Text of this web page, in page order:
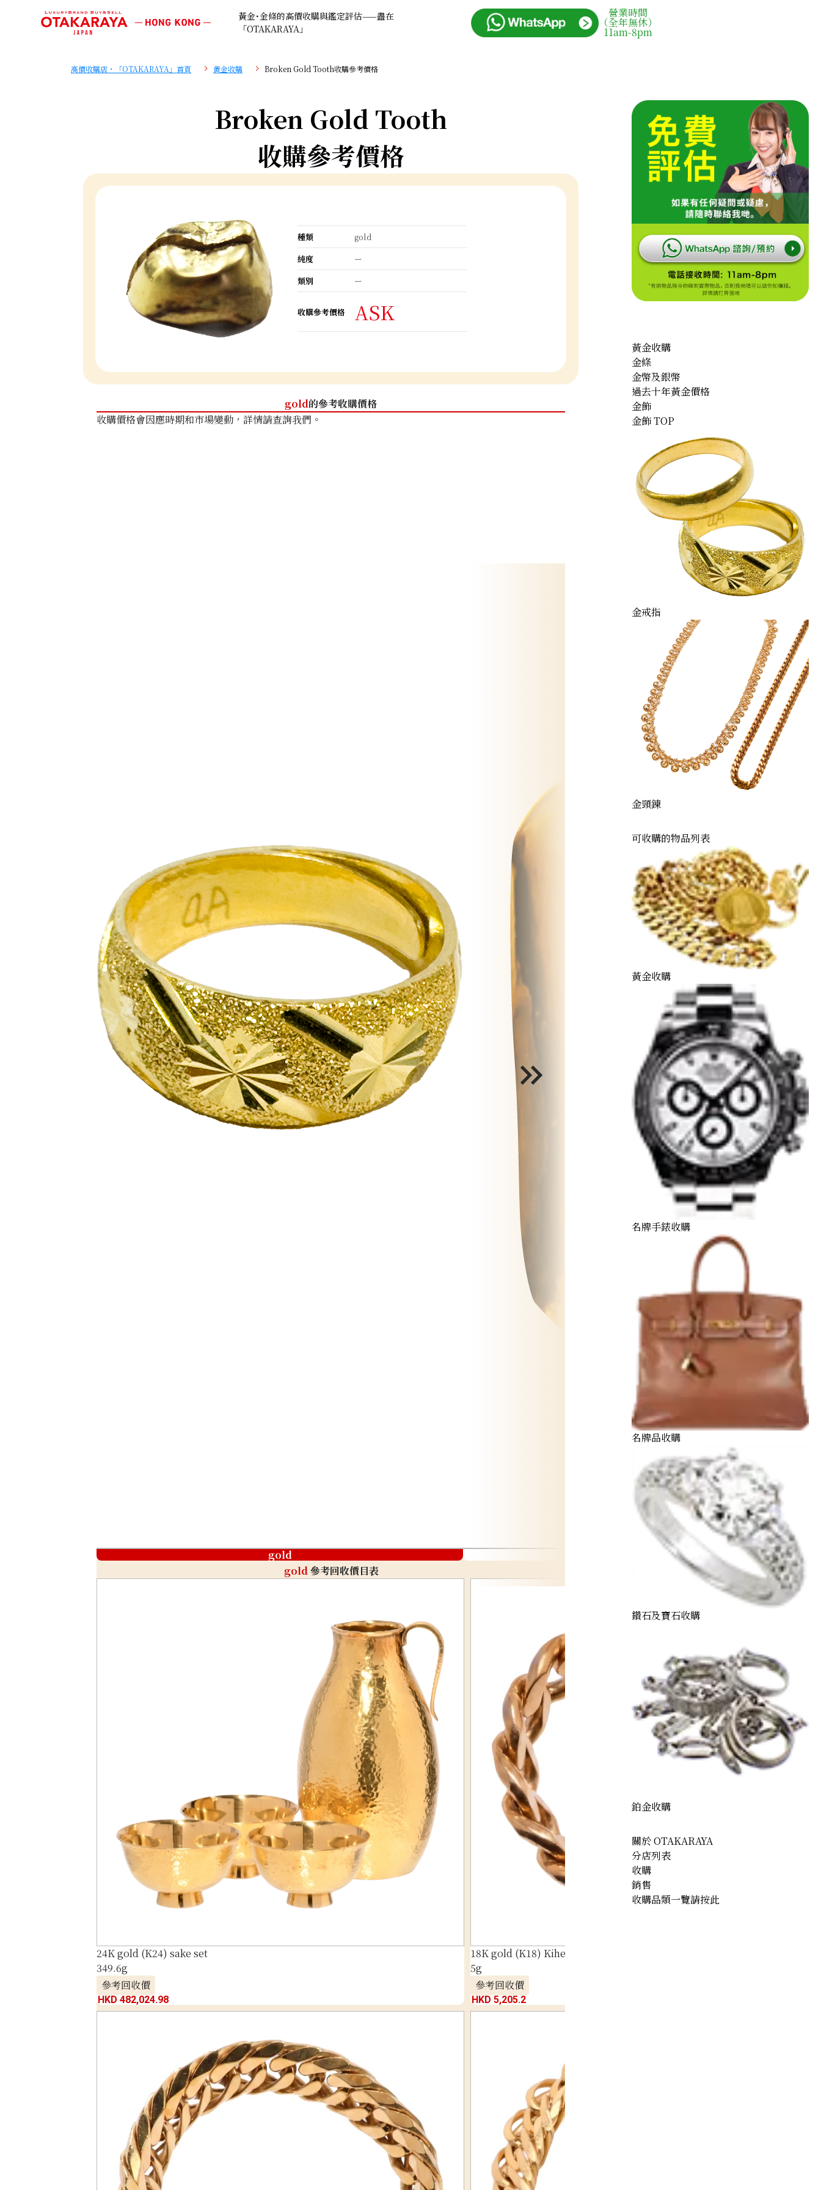
黃金･金條的高價收購與鑑定評估——盡在
「OTAKARAYA」
營業時間
（全年無休）
11am-8pm
高價收購店・「OTAKARAYA」首頁 黄金收購 Broken Gold Tooth收購參考價格
Broken Gold Tooth
收購參考價格
種類
gold
純度
ー
類別
ー
收購參考價格 ASK
gold的參考收購價格
收購價格會因應時期和市場變動，詳情請查詢我們。
gold
gold參考回收價目表
24K gold (K24) sake set
349.6g
參考回收價
HKD 482,024.98
18K gold (K18) Kihei ring
5g
參考回收價
HKD 5,205.2
黃金收購
金條
金幣及銀幣
過去十年黃金價格
金飾
金飾 TOP
金戒指
金頸鍊
可收購的物品列表
黃金收購
名牌手錶收購
名牌品收購
鑽石及寶石收購
鉑金收購
關於 OTAKARAYA
分店列表
收購
銷售
收購品類一覽請按此